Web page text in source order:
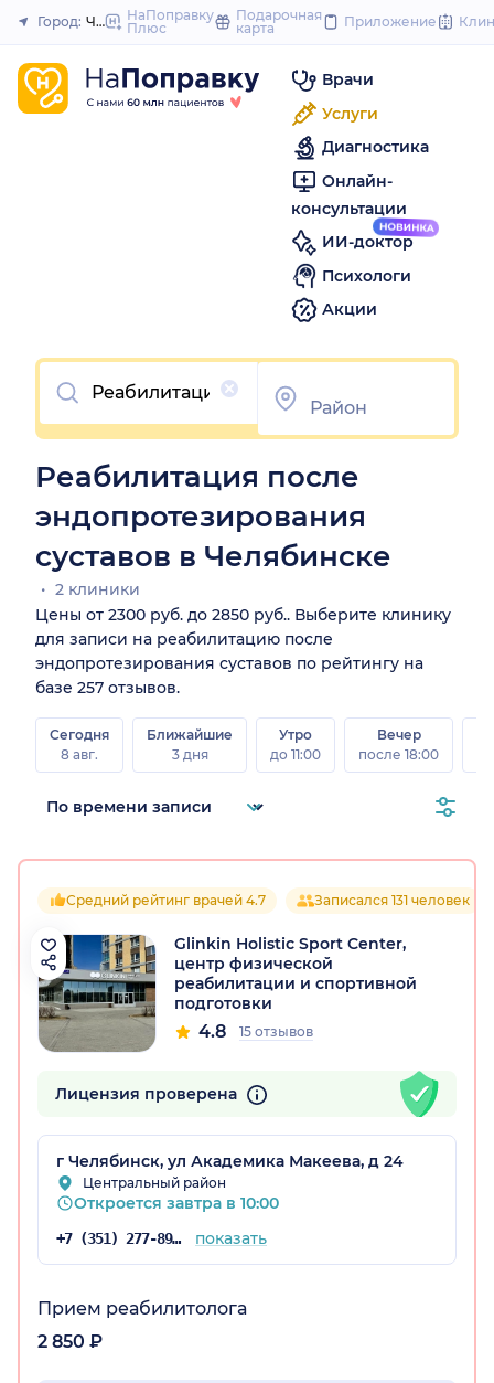
to
Закрыть
Город: ЧелябинскНаПоправку
Плюс
Подарочная
карта
Приложение
Врачи
Услуги
Диагностика
Онлайн-
консультации
ИИ-доктор
Психологи
Акции
Очистить
Реабилитация после
эндопротезирования
суставов в Челябинске
2 клиники
Цены от 2300 руб. до 2850 руб.. Выберите клинику
для записи на реабилитацию после
эндопротезирования суставов по рейтингу на
базе 257 отзывов.
Сегодня
8 авг.
Ближайшие
3 дня
Утро
до 11:00
Вечер
после 18:00
Средний рейтинг врачей 4.7 Записался 131 человек
Glinkin Holistic Sport Center,
центр физической
реабилитации и спортивной
подготовки
4.8 15 отзывов
Лицензия проверена
г Челябинск, ул Академика Макеева, д 24
Центральный район
Откроется завтра в 10:00
+7 (351) 277-89-06 показать
Прием реабилитолога
2 850 ₽